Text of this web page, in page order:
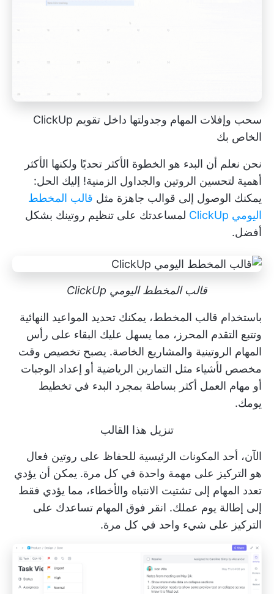
سحب وإفلات المهام وجدولتها داخل تقويم ClickUp
الخاص بك
نحن نعلم أن البدء هو الخطوة الأكثر تحديًا ولكنها الأكثر
أهمية لتحسين الروتين والجداول الزمنية! إليك الحل:
يمكنك الوصول إلى قوالب جاهزة مثل قالب المخطط
اليومي ClickUp
لمساعدتك على تنظيم روتينك بشكل
أفضل.
قالب المخطط اليومي ClickUp
باستخدام قالب المخطط، يمكنك تحديد المواعيد النهائية
وتتبع التقدم المحرز، مما يسهل عليك البقاء على رأس
المهام الروتينية والمشاريع الخاصة. يصبح تخصيص وقت
مخصص لأشياء مثل التمارين الرياضية أو إعداد الوجبات
أو مهام العمل أكثر بساطة بمجرد البدء في تخطيط
يومك.
تنزيل هذا القالب
الآن، أحد المكونات الرئيسية للحفاظ على روتين فعال
هو التركيز على مهمة واحدة في كل مرة. يمكن أن يؤدي
تعدد المهام إلى تشتيت الانتباه والأخطاء، مما يؤدي فقط
إلى إطالة يوم عملك. انقر فوق المهام تساعدك على
التركيز على شيء واحد في كل مرة.